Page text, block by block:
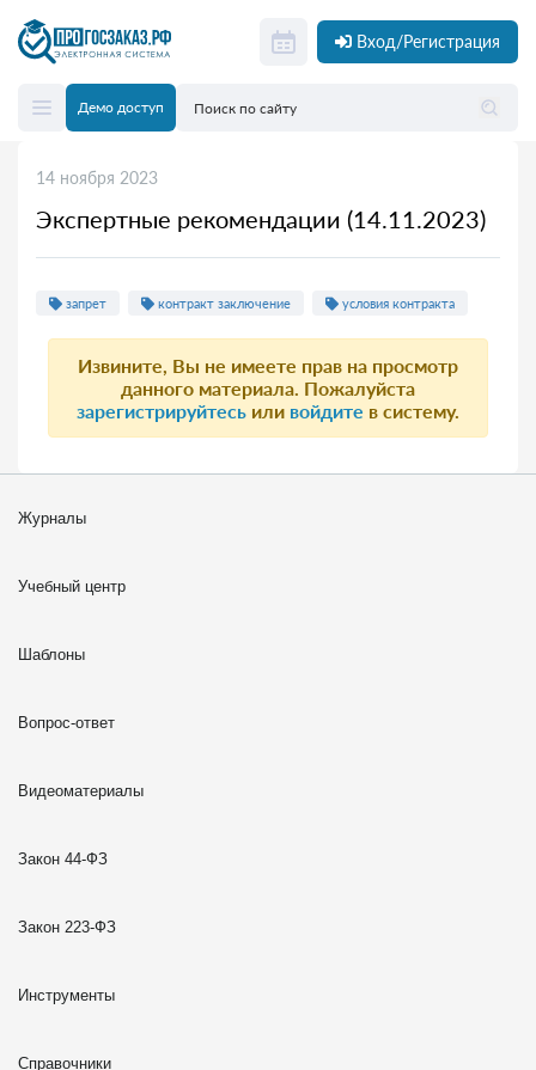
Вход/Регистрация
Демо доступ
14 ноября 2023
Экспертные рекомендации (14.11.2023)
запрет контракт заключение условия контракта
Извините, Вы не имеете прав на просмотр
данного материала. Пожалуйста
зарегистрируйтесь или войдите в систему.
Журналы
Учебный центр
Шаблоны
Вопрос-ответ
Видеоматериалы
Закон 44-ФЗ
Закон 223-ФЗ
Инструменты
Справочники